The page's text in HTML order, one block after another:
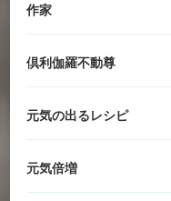
作家
倶利伽羅不動尊
元気の出るレシピ
元気倍増